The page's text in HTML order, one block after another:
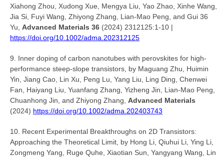
Xiahong Zhou, Xudong Xue, Mengya Liu, Yao Zhao, Xinhe Wang,
Jia Si, Fuyi Wang, Zhiyong Zhang, Lian-Mao Peng, and Gui 36
Yu, Advanced Materials 36 (2024) 2312125:1-10 |
https://doi.org/10.1002/adma.202312125
9. Inner doping of carbon nanotubes with perovskites for high-
performance steep-slope transistors, by Maguang Zhu, Huimin
Yin, Jiang Cao, Lin Xu, Peng Lu, Yang Liu, Ling Ding, Chenwei
Fan, Haiyang Liu, Yuanfang Zhang, Yizheng Jin, Lian-Mao Peng,
Chuanhong Jin, and Zhiyong Zhang, Advanced Materials
(2024) https://doi.org/10.1002/adma.202403743
10. Recent Experimental Breakthroughs on 2D Transistors:
Approaching the Theoretical Limit, by Hong Li, Qiuhui Li, Ying Li,
Zongmeng Yang, Ruge Quhe, Xiaotian Sun, Yangyang Wang, Lin